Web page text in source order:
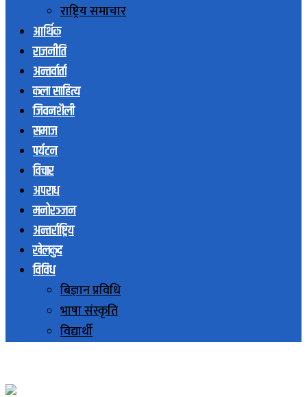
राष्ट्रिय समाचार
आर्थिक
राजनीति
अन्तर्वार्ता
कला साहित्य
जिवनशैली
समाज
पर्यटन
विचार
अपराध
मनोरञ्जन
अन्तर्राष्ट्रिय
खेलकुद
विविध
बिज्ञान प्रविधि
भाषा संस्कृति
विद्यार्थी